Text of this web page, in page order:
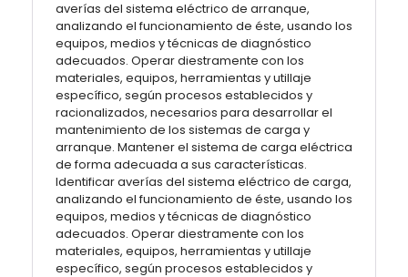
averías del sistema eléctrico de arranque,
analizando el funcionamiento de éste, usando los
equipos, medios y técnicas de diagnóstico
adecuados. Operar diestramente con los
materiales, equipos, herramientas y utillaje
específico, según procesos establecidos y
racionalizados, necesarios para desarrollar el
mantenimiento de los sistemas de carga y
arranque. Mantener el sistema de carga eléctrica
de forma adecuada a sus características.
Identificar averías del sistema eléctrico de carga,
analizando el funcionamiento de éste, usando los
equipos, medios y técnicas de diagnóstico
adecuados. Operar diestramente con los
materiales, equipos, herramientas y utillaje
específico, según procesos establecidos y